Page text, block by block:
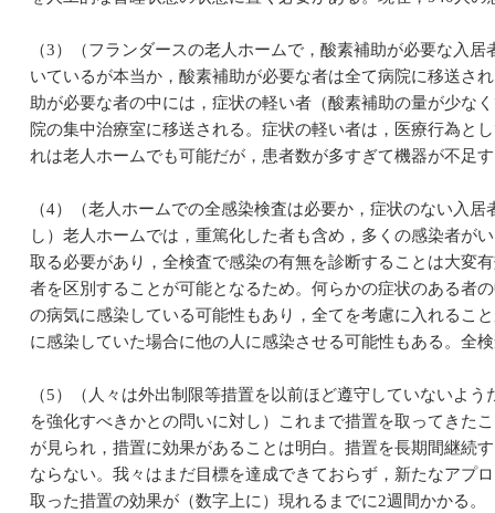
（3）（フランダースの老人ホームで，酸素補助が必要な入
いているが本当か，酸素補助が必要な者は全て病院に移送さ
助が必要な者の中には，症状の軽い者（酸素補助の量が少な
院の集中治療室に移送される。症状の軽い者は，医療行為と
れは老人ホームでも可能だが，患者数が多すぎて機器が不足
（4）（老人ホームでの全感染検査は必要か，症状のない入
し）老人ホームでは，重篤化した者も含め，多くの感染者が
取る必要があり，全検査で感染の有無を診断することは大変
者を区別することが可能となるため。何らかの症状のある者
の病気に感染している可能性もあり，全てを考慮に入れるこ
に感染していた場合に他の人に感染させる可能性もある。全
（5）（人々は外出制限等措置を以前ほど遵守していないよ
を強化すべきかとの問いに対し）これまで措置を取ってきた
が見られ，措置に効果があることは明白。措置を長期間継続
ならない。我々はまだ目標を達成できておらず，新たなアプ
取った措置の効果が（数字上に）現れるまでに2週間かかる。